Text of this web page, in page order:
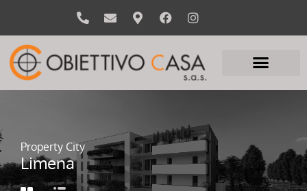
Property City
Limena